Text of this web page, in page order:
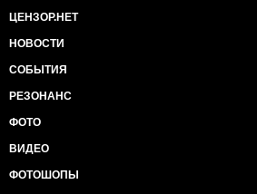
ЦЕНЗОР.НЕТ
НОВОСТИ
СОБЫТИЯ
РЕЗОНАНС
ФОТО
ВИДЕО
ФОТОШОПЫ